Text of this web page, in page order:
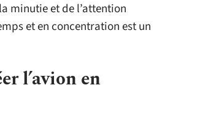
minutie et de l’attention
et en concentration est un
l’avion en